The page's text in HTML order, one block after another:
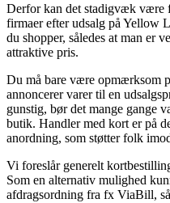
Derfor kan det stadigvæk være
firmaer efter udsalg på Yellow
du shopper, således at man er
attraktive pris.
Du må bare være opmærksom
annoncerer varer til en
gunstig, bør det mange gange
butik. Handler med kort er på
anordning, som støtter folk
Vi foreslår generelt
Som en alternativ mulighed
afdragsordning fra fx ViaBill,